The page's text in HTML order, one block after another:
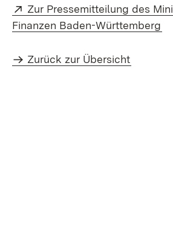
Extern:
Zur Pressemitteilung des
Finanzen Baden-Württemberg
Zurück zur Übersicht